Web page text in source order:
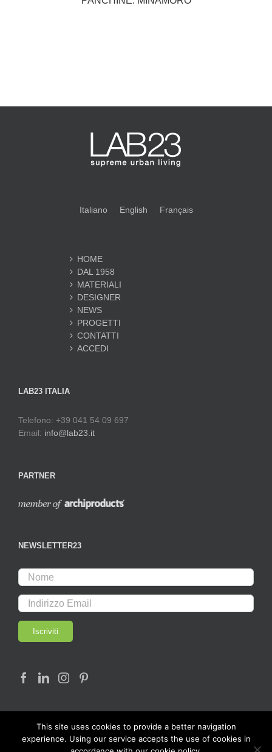
Italiano English Français
HOME
DAL 1958
MATERIALI
DESIGNER
NEWS
PROGETTI
CONTATTI
ACCEDI
LAB23 ITALIA
Telefono: +39 041 54 09 697
Email: info@lab23.it
PARTNER
NEWSLETTER23
This site uses cookies to provide a better navigation
experience. Using our service accepts the use of cookies in